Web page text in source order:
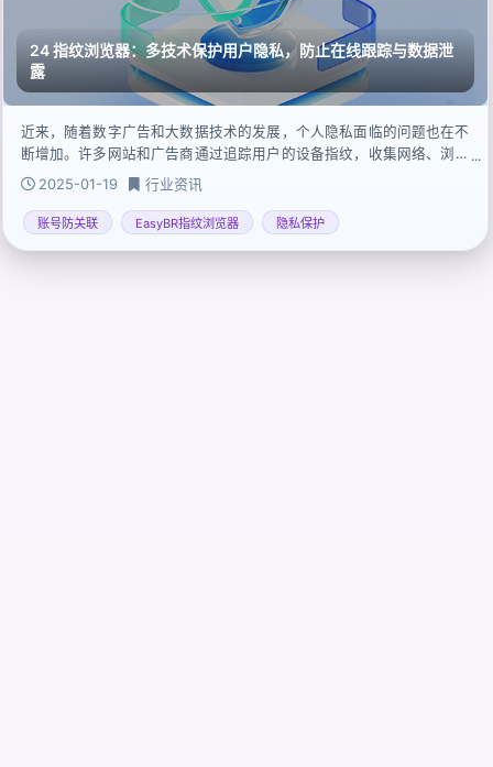
24 指纹浏览器：多技术保护用户隐私，防止在线跟踪与数据泄
露
近来，随着数字广告和大数据技术的发展，个人隐私面临的问题也在不
断增加。许多网站和广告商通过追踪用户的设备指纹，收集网络、浏览
器类型、屏幕解析等信息来追踪用户的活动。这种方式被称为“设备指纹
备间切换，都可以在没有用户同意的情况下采集隐私数据。在此背景
2025-01-19 行业资讯
账号防关联 EasyBR指纹浏览器 隐私保护